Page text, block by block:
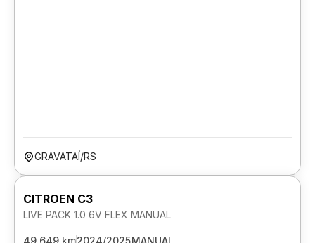
GRAVATAÍ/RS
CITROEN C3
LIVE PACK 1.0 6V FLEX MANUAL
49.649 km2024/2025MANUAL